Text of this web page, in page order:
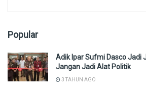
Popular
Adik Ipar Sufmi Dasco Jadi
Jangan Jadi Alat Politik
3 TAHUN AGO